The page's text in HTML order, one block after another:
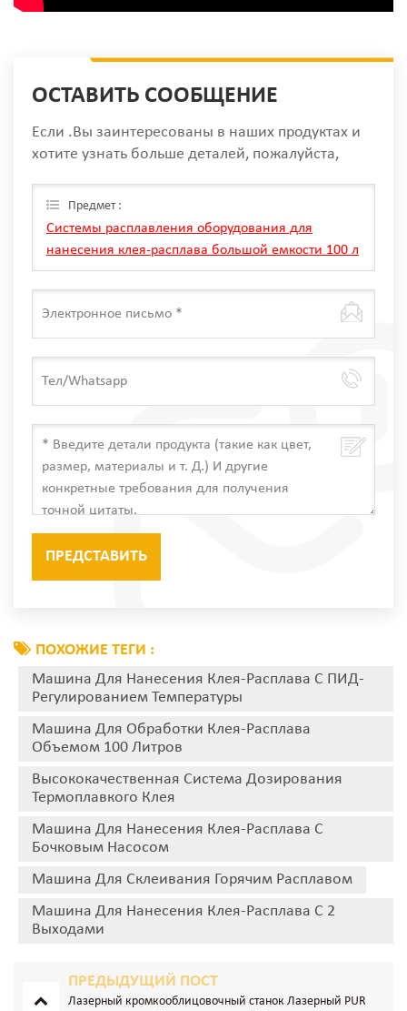
ОСТАВИТЬ СООБЩЕНИЕ
Если .Вы заинтересованы в наших продуктах и
хотите узнать больше деталей, пожалуйста,
только мы Can.
Предмет :
Системы расплавления оборудования для
нанесения клея-расплава большой емкости 100 л
ПОХОЖИЕ ТЕГИ :
Машина Для Нанесения Клея-Расплава С ПИД-
Регулированием Температуры
Машина Для Обработки Клея-Расплава
Объемом 100 Литров
Высококачественная Система Дозирования
Термоплавкого Клея
Машина Для Нанесения Клея-Расплава С
Бочковым Насосом
Машина Для Склеивания Горячим Расплавом
Машина Для Нанесения Клея-Расплава С 2
Выходами
ПРЕДЫДУЩИЙ ПОСТ
Лазерный кромкооблицовочный станок Лазерный PUR